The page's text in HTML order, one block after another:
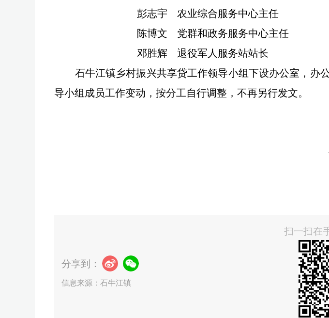
彭志宇
农业综合服务中心主任
陈博文
党群和政务服务中心主任
邓胜辉
退役军人服务站站长
石牛江镇乡村振兴共享贷工作领导小组下设办公室，办
导小组成员工作变动，按分工自行调整，不再另行发文。
分享到：
信息来源：石牛江镇
扫一扫在